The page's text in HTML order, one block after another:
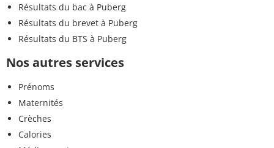
Résultats du bac à Puberg
Résultats du brevet à Puberg
Résultats du BTS à Puberg
Nos autres services
Prénoms
Maternités
Crèches
Calories